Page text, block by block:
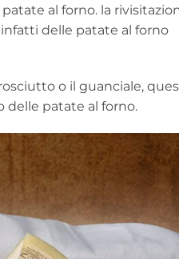
al forno. la
delle patate al forno
o il guanciale,
patate al forno.